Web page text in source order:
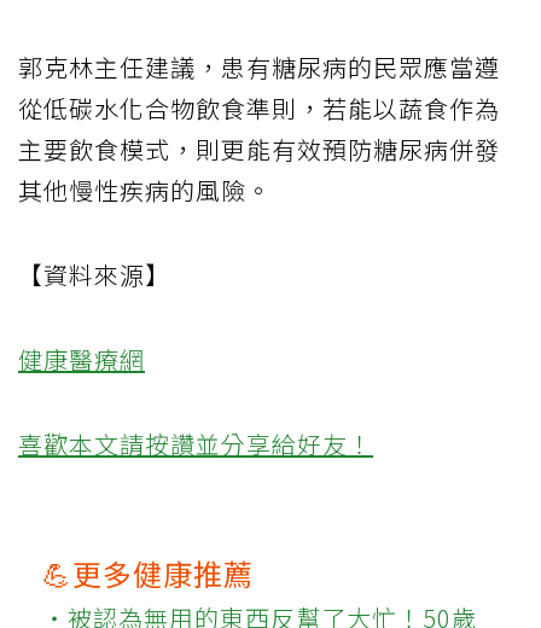
郭克林主任建議，患有糖尿病的民眾應當遵
從低碳水化合物飲食準則，若能以蔬食作為
主要飲食模式，則更能有效預防糖尿病併發
其他慢性疾病的風險。
【資料來源】
健康醫療網
喜歡本文請按讚並分享給好友！
💪更多健康推薦
‧被認為無用的東西反幫了大忙！50歲